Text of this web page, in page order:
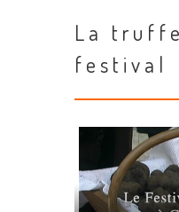
La
festival